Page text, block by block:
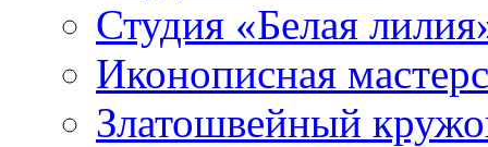
Студия «Белая
Иконописная
Златошвейный